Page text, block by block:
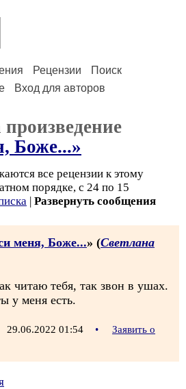
Рецензии
Поиск
Вход для авторов
Боже...»
все рецензии к этому
порядке, с 24 по 15
| Развернуть сообщения
меня, Боже...» (Светлана
читаю тебя, так звон в ушах.
у меня есть.
29.06.2022 01:54 •
Заявить о